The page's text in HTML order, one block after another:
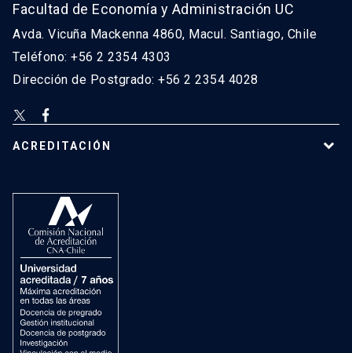
Facultad de Economía y Administración UC
Avda. Vicuña Mackenna 4860, Macul. Santiago, Chile
Teléfono: +56 2 2354 4303
Dirección de Postgrado: +56 2 2354 4028
ACREDITACIÓN